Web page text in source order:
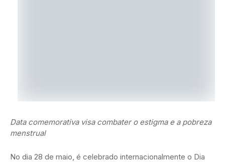
Data comemorativa visa combater o estigma e a pobreza
menstrual
No dia 28 de maio, é celebrado internacionalmente o Dia